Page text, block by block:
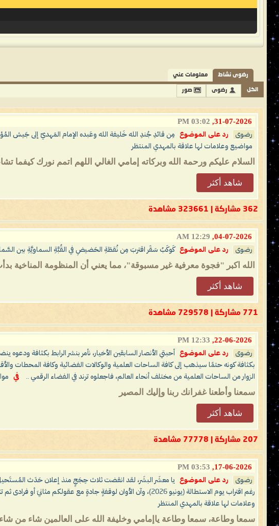
رضوى نشاط معلومات عني
الكل رضوى صور
31-07-2026,
03:02 PM
رضوى رد على الموضوع مِن قائدِ جُندِ الله خَليفة الله وعَبده الإمام المَهديّ إلى جَيش
مواضيع وعلامات لها علاقة بالمهدي المنتظر
السلام عليكم ورحمة الله وبركاته إمامي الغالي اللهم اتمم نورك
شاهد أكثر
362 مشاركة | 323661 مشاهدة
04-07-2026,
12:29 AM
رضوى رد على الموضوع كَوكَبُ سَقَر اقتربَ مِن نُقطَةِ الحَضيضِ في القُبَّةِ السماويَّةِ بين
الله اكبر "فجوة معرفية غير مسبوقة"، مما يعني أن المنظومة المناخية
شاهد أكثر
771 مشاركة | 729578 مشاهدة
22-06-2026,
12:33 PM
رضوى رد على الموضوع
أحبتي الأنصار السابقين الأخيار، نأمر بنشر الرابط بكثافة
بكثافة كونه حتمًا سيذهب إلى كافة الساحات العلمية والوكالات الفضائية وكافة المحطات
الزوار من الساحات العلمية من مختلف أنحاء العالم، فاجعلوه ترند في الفضاء الرقمي ..
في
سمعنا وأطعنا غفرانك ربنا وإليك المصير
شاهد أكثر
207 مشاركة | 77778 مشاهدة
17-06-2026,
03:53 PM
رضوى رد على الموضوع
رغم اقتراب يوم الاستطالة (يونيو 2026)، وآن الأوان لوقفةٍ جادةٍ مع عقولكم مثانيَ أو فرادى ثم تتفكَّروا أصدقَ الإمامُ المهديّ ناصر محمد اليماني أم كان من الكاذِبين؟! وكلّ عامٍ وأنتم طَيِّبون وعلى الحَقِّ ثابِتون إلى يَوم الدِّين ..
وعلامات لها علاقة بالمهدي المنتظر
سمعا وطاعة، سمعا وطاعة ياإمامي وخليفة الله على العالمين شاء من